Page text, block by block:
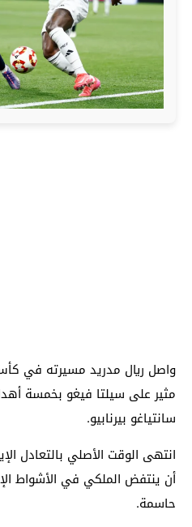
واصل ريال مدريد مسيرته في
مثير على سيلتا فيغو بخمسة
سانتياغو بيرنابيو.
انتهى الوقت الأصلي بالتعادل
أن ينتفض الملكي في الأشواط
حاسمة.